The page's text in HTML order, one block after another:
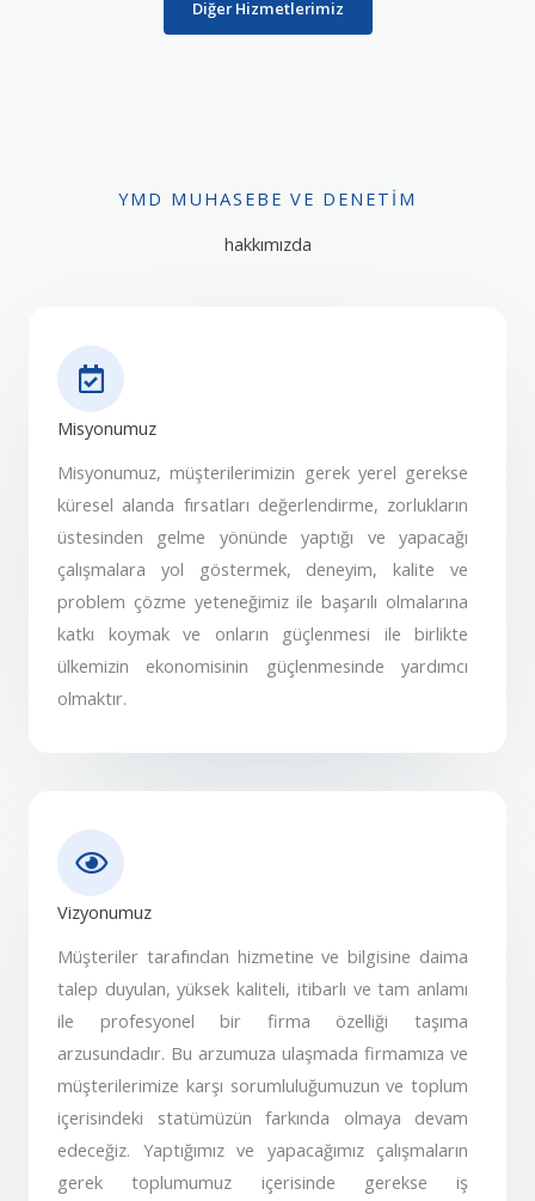
Diğer Hizmetlerimiz
YMD MUHASEBE VE DENETIM
hakkımızda
Misyonumuz
Misyonumuz, müşterilerimizin gerek yerel gerekse
küresel alanda fırsatları değerlendirme, zorlukların
üstesinden gelme yönünde yaptığı ve yapacağı
çalışmalara yol göstermek, deneyim, kalite ve
problem çözme yeteneğimiz ile başarılı olmalarına
katkı koymak ve onların güçlenmesi ile birlikte
ülkemizin ekonomisinin güçlenmesinde yardımcı
olmaktır.
Vizyonumuz
Müşteriler tarafından hizmetine ve bilgisine daima
talep duyulan, yüksek kaliteli, itibarlı ve tam anlamı
ile profesyonel bir firma özelliği taşıma
arzusundadır. Bu arzumuza ulaşmada firmamıza ve
müşterilerimize karşı sorumluluğumuzun ve toplum
içerisindeki statümüzün farkında olmaya devam
edeceğiz. Yaptığımız ve yapacağımız çalışmaların
gerek toplumumuz içerisinde gerekse iş